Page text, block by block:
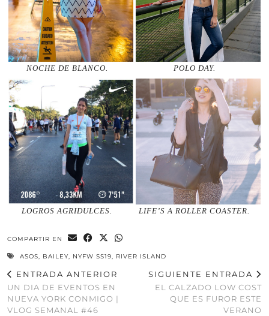
NOCHE DE BLANCO. POLO DAY.
LOGROS AGRIDULCES. LIFE’S A ROLLER COASTER.
COMPARTIR EN
ASOS, BAILEY, NYFW SS19, RIVER ISLAND
ENTRADA ANTERIOR
UN DIA DE EVENTOS EN
NUEVA YORK CONMIGO |
VLOG SEMANAL #46
SIGUIENTE ENTRADA
EL CALZADO LOW COST
QUE ES FUROR ESTE
VERANO